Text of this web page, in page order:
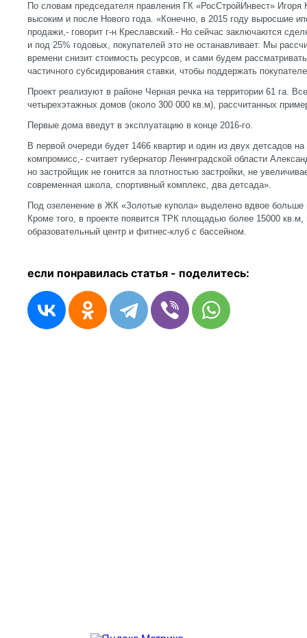
По словам председателя правления ГК «РосСтройИнвест» Игоря
высоким и после Нового года. «Конечно, в 2015 году выросшие
продажи,- говорит г-н Креславский.- Но сейчас заключаются
и под 25% годовых, покупателей это не останавливает. Мы
времени снизит стоимость ресурсов, и сами будем
частичного субсидирования ставки, чтобы поддержать
Проект реализуют в районе Черная речка на территории 61 га.
четырехэтажных домов (около 300 000 кв.м), рассчитанных
Первые дома введут в эксплуатацию в конце 2016-го.
В первой очереди будет 1466 квартир и один из двух детсадов
компромисс,- считает губернатор Ленинградской области
но застройщик не гонится за плотностью застройки, не
современная школа, спортивный комплекс, два детсада».
Под озеленение в ЖК «Золотые купола» выделено вдвое
Кроме того, в проекте появится ТРК площадью более 15000 кв.м,
образовательный центр и фитнес-клуб с бассейном.
если понравилась статья - поделитесь: